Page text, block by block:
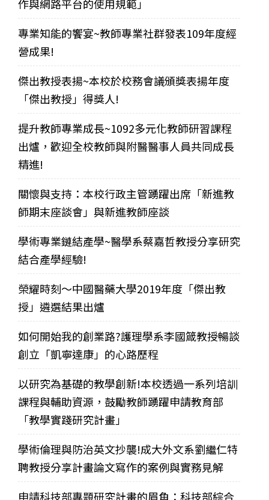
作與網路平台的使用規範」
專業知能的饗宴~教師專業社群發表109年度經
營成果!
傑出教授表揚~本校於校務會議頒獎表揚年度
「傑出教授」得獎人!
提升教師專業成長~1092多元化教師研習課程
出爐，歡迎全校教師與附醫醫事人員共同成長
精進!
關懷與支持：本校行政主管踴躍出席「新進教
師期末座談會」與新進教師座談
學術專業鏈結產學~醫學系蔡嘉哲教授分享研究
結合產學經驗!
榮耀時刻～中國醫藥大學2019年度「傑出教
授」遴選結果出爐
如何開始我的創業路?護理學系李國箴教授暢談
創立「凱寧達康」的心路歷程
以研究為基礎的教學創新!本校透過一系列培訓
課程與輔助資源，鼓勵教師踴躍申請教育部
「教學實踐研究計畫」
學術倫理與防治英文抄襲!成大外文系劉繼仁特
聘教授分享計畫論文寫作的案例與實務見解
申請科技部專題研究計畫的眉角：科技部綜合